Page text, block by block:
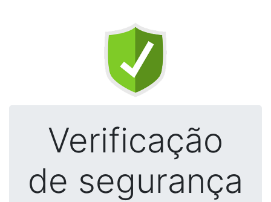
Verificação
de segurança